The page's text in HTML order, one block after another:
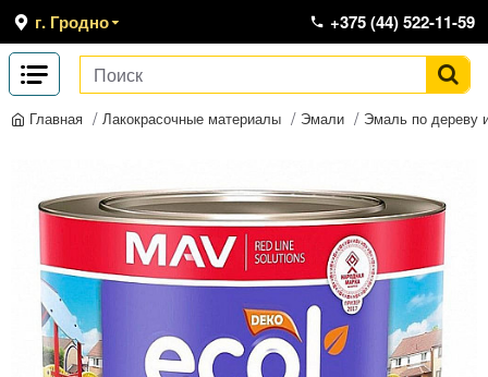
г. Гродно +375 (44) 522-11-59
Главная Лакокрасочные материалы Эмали Эмаль по дереву